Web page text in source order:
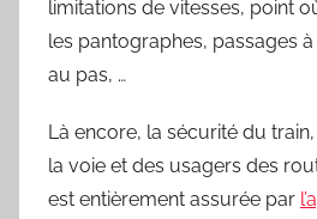
limitations de vitesses, point
les pantographes, passages
au pas, …
Là encore, la sécurité du
la voie et des usagers des
est entièrement assurée par